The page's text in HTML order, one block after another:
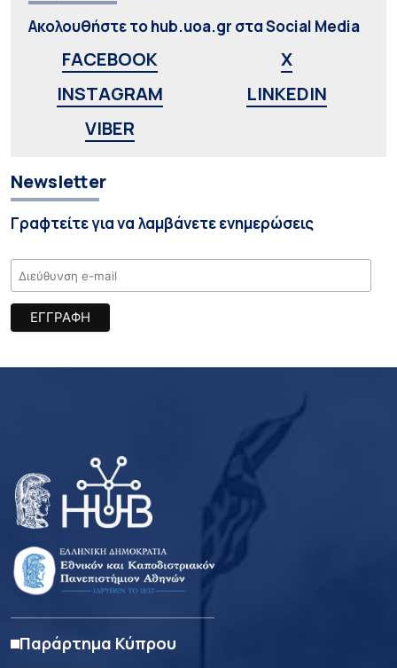
Ακολουθήστε το hub.uoa.gr στα Social Media
FACEBOOK
X
INSTAGRAM
LINKEDIN
VIBER
Newsletter
Γραφτείτε για να λαμβάνετε ενημερώσεις
Παράρτημα Κύπρου